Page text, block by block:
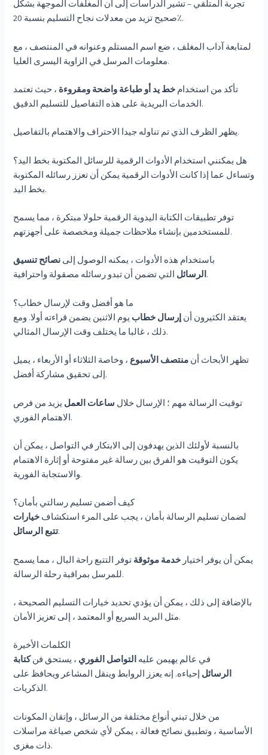
تجربة المتلقي – تشير الدراسات إلى أن المغلفات الموجهة بشكل
صحيح تزيد من معدلات نجاح التسليم بنسبة 20٪.
لمتابعة آداب المغلف ، ضع اسم المستلم وعنوانه في المنتصف ، مع
معلومات المرسل في الزاوية اليسرى العليا.
تأكد من استخدام خط يد أو طباعة واضحة ومقروءة ، حيث تعتمد
الخدمات البريدية على هذه التفاصيل للتسليم الدقيق.
يظهر الظرف الذي تم تناوله جيدا الاحتراف والاهتمام بالتفاصيل.
هل يمكنني استخدام الأدوات الرقمية للرسائل المكتوبة بخط اليد؟
وتساءل عما إذا كانت الأدوات الرقمية يمكن أن تعزز رسائله المكتوبة
بخط اليد.
توفر تطبيقات الكتابة اليدوية الرقمية حلولا مبتكرة ، مما يسمح
للمستخدمين بإنشاء ملاحظات جميلة ومخصصة على أجهزتهم.
باستخدام هذه الأدوات ، يمكنه الوصول إلى نصائح تنسيق
الرسائل التي تضمن أن تبدو رسائله مصقولة واحترافية.
ما هو أفضل وقت لإرسال خطاب؟
يعتقد الكثيرون أن إرسال خطاب يوم الاثنين يضمن قراءته أولا. ومع
ذلك ، غالبا ما يختلف وقت الإرسال المثالي.
تظهر الأبحاث أن منتصف الأسبوع ، وخاصة الثلاثاء أو الأربعاء ، يميل
إلى تحقيق مشاركة أفضل.
توقيت الرسالة مهم ؛ الإرسال خلال ساعات العمل يزيد من فرص
الاهتمام الفوري.
بالنسبة لأولئك الذين يهدفون إلى الابتكار في التواصل ، يمكن أن
يكون التوقيت هو الفرق بين رسالة غير مفتوحة أو إثارة الاهتمام
والاستجابة الفورية.
كيف أضمن تسليم رسالتي بأمان؟
لضمان تسليم الرسالة بأمان ، يجب على المرء استكشاف خيارات
تتبع الرسائل.
يمكن أن يوفر اختيار خدمة موثوقة توفر التتبع راحة البال ، مما يسمح
للمرسل بمراقبة رحلة الرسالة.
بالإضافة إلى ذلك ، يمكن أن يؤدي تحديد خيارات التسليم الصحيحة ،
مثل البريد السريع أو المعتمد ، إلى تعزيز الأمان.
الكلمات الأخيرة
في عالم يهيمن عليه التواصل الفوري ، يستحق فنكتابة
الرسائل إحياءه. إنه يعزز الروابط وينقل المشاعر ويحافظ على
الذكريات.
من خلال تبني أنواع مختلفة من الرسائل ، وإتقان المكونات
الأساسية ، وتطبيق نصائح فعالة ، يمكن لأي شخص صياغة مراسلات
ذات مغزى.